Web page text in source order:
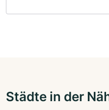
Städte in der